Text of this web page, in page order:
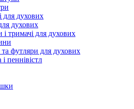
для духових
духових
і тримачі для духових
футляри для духових
пеннівістл